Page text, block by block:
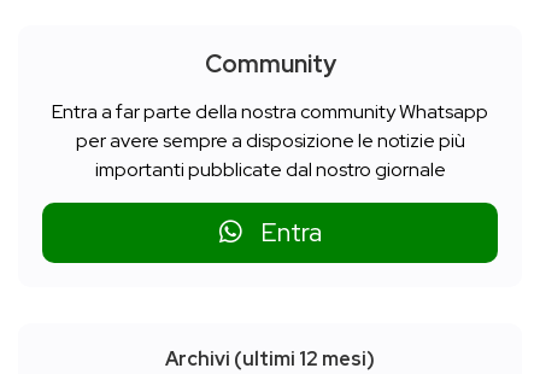
Community
Entra a far parte della nostra community Whatsapp
per avere sempre a disposizione le notizie più
importanti pubblicate dal nostro giornale
Entra
Archivi (ultimi 12 mesi)